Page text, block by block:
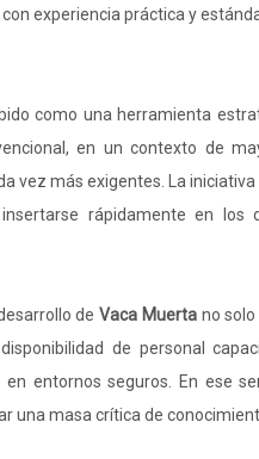
experiencia práctica y
como una herramienta
en un contexto de
vez más exigentes. La
rápidamente en los
de Vaca Muerta no
de personal
entornos seguros. En ese
una masa crítica de